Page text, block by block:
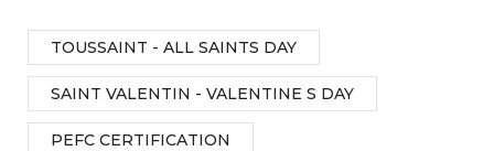
TOUSSAINT - ALL SAINTS DAY
SAINT VALENTIN - VALENTINE S DAY
PEFC CERTIFICATION